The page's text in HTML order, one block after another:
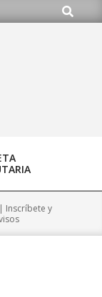
Buscar
Inscríbete y